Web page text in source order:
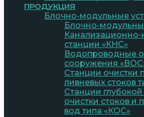
ПРОДУКЦИЯ
Блочно-модульные
Блочно-
станции «КНС»
Водопроводные
сооружения
Станции очистки
ливневых стоков
Станции
очистки стоков
вод типа «КОС»